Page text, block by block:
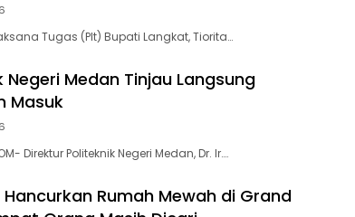
Tugas (Plt) Bupati Langkat, Tiorita…
Medan Tinjau Langsung
Masuk
Direktur Politeknik Negeri Medan, Dr. Ir….
Rumah Mewah di Grand